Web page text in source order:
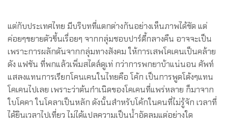
แต่กับประเทศไทย มีบริบทที่แตกต่างกันอย่างเห็นภาพได้ชัด แต่
ค่อยๆขยายตัวขึ้นเรื่อยๆ จากกลุ่มชอบปาร์ตี้กลางคืน อาจจะเป็น
เพราะการผลักดันจากกลุ่มทางสังคม ให้การเสพโคเคนเป็นคล้าย
ดัง แฟชัน ที่พกแล้วเพิ่มสไตล์ดูเท่ กว่าการพกยาบ้าแน่นอน ศัพท์
แสลงแทนการเรียกโคนเคนในไทยคือ โค้ก เป็นการพูดโต้งๆแทน
โคเคนไปเลย เพราะว่าต้นกำเนิดของโคเคนที่แพร่หลาย ก็มาจาก
ใบโคคา ในโคลาเป็นหลัก ดังนั้นสำหรับโค้กในคนที่ไม่รู้จัก เวลาที่
ได้ยินเวลาไปเที่ยว ไม่ได้แปลความเป็นน้ำอัดลมแต่อย่างใด